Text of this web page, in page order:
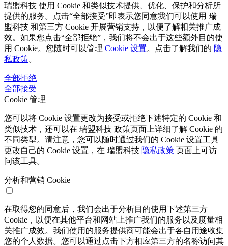
瑞盟科技 使用 Cookie 和类似技术提供、优化、保护和分析所
提供的服务。点击“全部接受”即表示您同意我们可以使用 瑞
盟科技 和第三方 Cookie 开展营销支持，以便了解相关推广成
效。如果您点击“全部拒绝”，我们将不会出于这些额外目的使
用 Cookie。您随时可以管理 Cookie 设置。点击了解我们的 隐
私政策。
全部拒绝
全部接受
Cookie 管理
您可以将 Cookie 设置更改为接受或拒绝下述特定的 Cookie 和
类似技术，还可以在 瑞盟科技 政策页面上详细了解 Cookie 的
不同类型。请注意，您可以随时通过我们的 Cookie 设置工具
更改自己的 Cookie 设置，在 瑞盟科技 隐私政策 页面上可访
问该工具。
分析和营销 Cookie
在取得您的同意后，我们会出于分析目的使用下述第三方
Cookie，以便在其他平台和网站上推广我们的服务以及度量相
关推广成效。我们使用的服务提供商可能会出于各自用途收集
您的个人数据。您可以通过点击下方相应第三方的名称访问其